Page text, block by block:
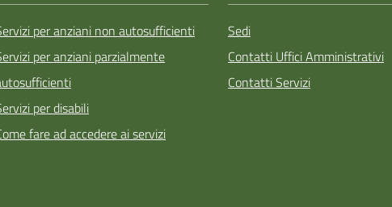
per anziani non autosufficienti
per anziani parzialmente
per disabili
fare ad accedere ai servizi
Sedi
Contatti Uffici Amministrativi
Contatti Servizi